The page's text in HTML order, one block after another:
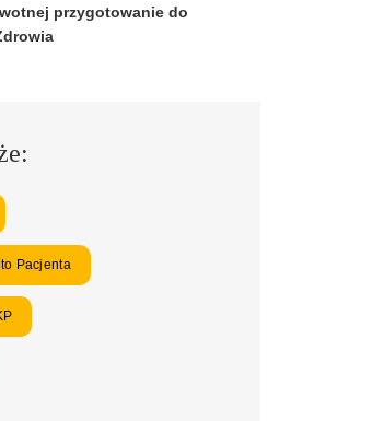
przygotowanie do
Pacjenta